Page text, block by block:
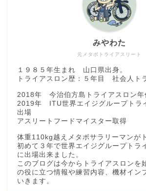
元メタボトライアスリート
みやわた
１９８５年生まれ 山口県出身。
トライアスロン歴：５年目 社会人ト
2018年 今治伯方島トライアスロン年
2019年 ITU世界エイジグループトラ
出場
アスリートフードマイスター取得
体重110kg越えメタボサラリーマンが
初めて３年で世界エイジグループトラ
に出場出来ました。
このブログは今からトライアスロンを
の役に立つ情報や練習内容、機材イン
いきます。